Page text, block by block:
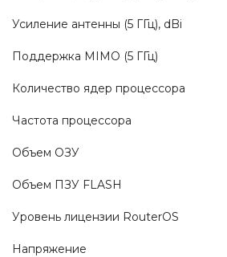
Усиление антенны (5
Поддержка MIMO (5
Количество ядер
Частота
Объем ОЗУ -
Объем ПЗУ
Уровень лицензии
Напряжение